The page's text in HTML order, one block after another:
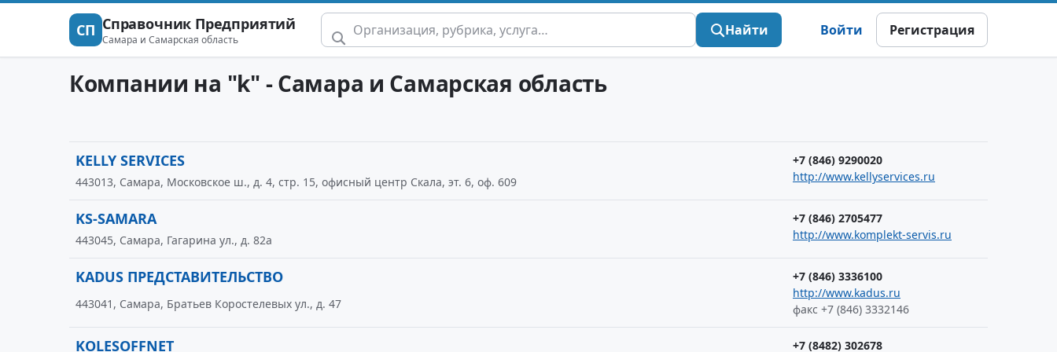
СП Справочник Предприятий
Самара и Самарская область
Найти Войти Регистрация
Компании на "k" - Самара и Самарская область
KELLY SERVICES
+7 (846) 9290020
http://www.kellyservices.ru
443013, Самара, Московское ш., д. 4, стр. 15, офисный центр Скала, эт. 6, оф. 609
KS-SAMARA
+7 (846) 2705477
http://www.komplekt-servis.ru
443045, Самара, Гагарина ул., д. 82а
KADUS ПРЕДСТАВИТЕЛЬСТВО
+7 (846) 3336100
http://www.kadus.ru
факс +7 (846) 3332146
443041, Самара, Братьев Коростелевых ул., д. 47
KOLESOFFNET +7 (8482) 302678